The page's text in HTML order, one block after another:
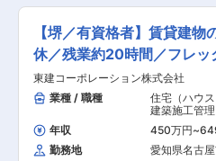
ングなど様々なポジションをローテ
践いただきます。 ■入社後研修： 1〜2週間は自
店での座学にて商材の知識を付けて
輩とのロープレ。入社して3か月を目
いただく予定です。最初からお客様へ
ていいただくわけではなく、顧客情報
をはじめ、入社して半年ごろに1人
をしていただくようにフォロー致しま
顧客への提案に対してもリーダー以
をしてから提案を行いますので、ス
使用されているゴム製部品やスポン
などの調達 ・必要に応じて部品メー
の製品化/量産化に向けた金額交渉、
■研修：まずご本人のスキルに合わせ
めます。最初はバイヤーとしてスター
ルを身に付けてきたら実績に応じて
課長と役職をステップアップすること
◎また頑張っている方にはしっかり
する評価制度です！ ■キャリアパス：過去購買で
サブプライヤー管理・受発注管理から
就いた方もいらっしゃいます。購買
【堺／有資格者】賃貸建
休／残業約20時間／フレッ
東建コーポレーション株式会社
業種 / 職種
住宅（ハウ
建築施工管
建築施工管理
年収 450万円~
勤務地
愛知県名古